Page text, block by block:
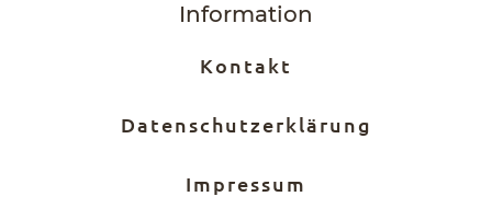
Information
Kontakt
Datenschutzerklärung
Impressum